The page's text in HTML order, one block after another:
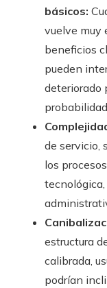
básicos:
vuelve muy
beneficios
pueden
deteriorado
de servicio,
los
estructura
calibrada,
podrían